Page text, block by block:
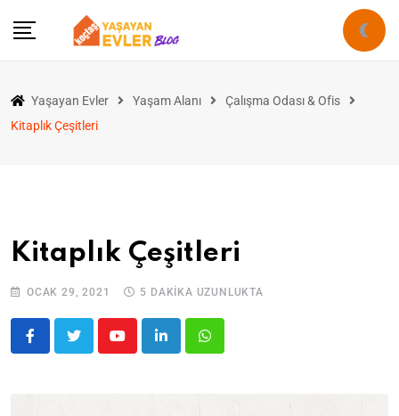
Yaşayan Evler Yaşam Alanı
Çalışma Odası & Ofis
Kitaplık Çeşitleri
Kitaplık Çeşitleri
OCAK 29, 2021 5 DAKIKA UZUNLUKTA